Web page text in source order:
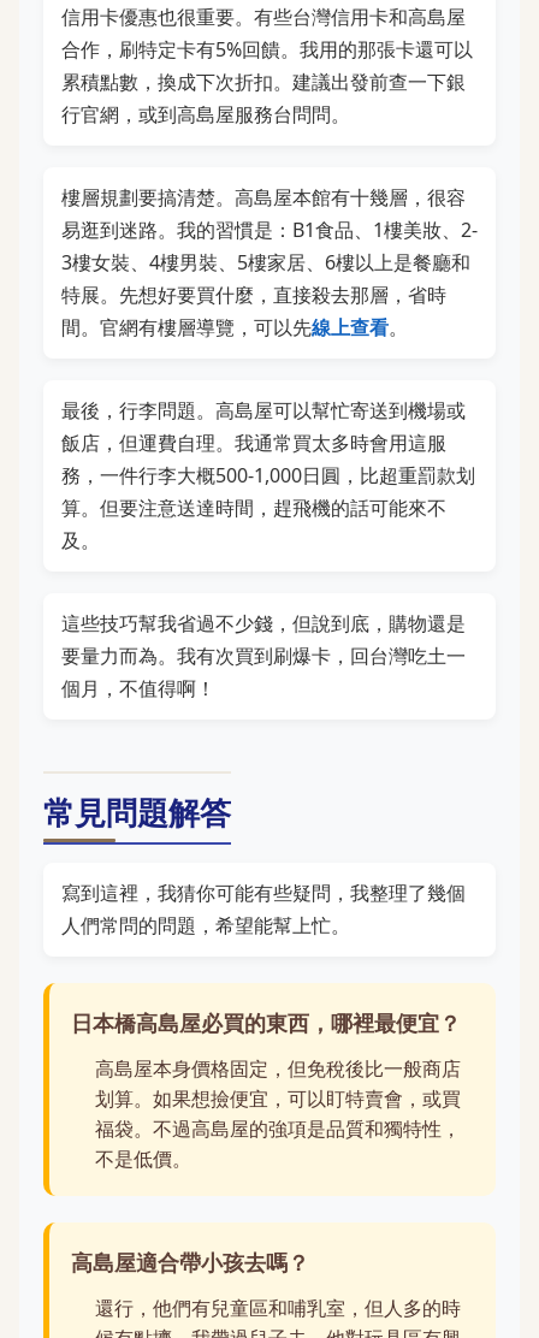
信用卡優惠也很重要。有些台灣信用卡和高島屋
合作，刷特定卡有5%回饋。我用的那張卡還可以
累積點數，換成下次折扣。建議出發前查一下銀
行官網，或到高島屋服務台問問。
樓層規劃要搞清楚。高島屋本館有十幾層，很容
易逛到迷路。我的習慣是：B1食品、1樓美妝、2-
3樓女裝、4樓男裝、5樓家居、6樓以上是餐廳和
特展。先想好要買什麼，直接殺去那層，省時
間。官網有樓層導覽，可以先線上查看。
最後，行李問題。高島屋可以幫忙寄送到機場或
飯店，但運費自理。我通常買太多時會用這服
務，一件行李大概500-1,000日圓，比超重罰款划
算。但要注意送達時間，趕飛機的話可能來不
及。
這些技巧幫我省過不少錢，但說到底，購物還是
要量力而為。我有次買到刷爆卡，回台灣吃土一
個月，不值得啊！
常見問題解答
寫到這裡，我猜你可能有些疑問，我整理了幾個
人們常問的問題，希望能幫上忙。
日本橋高島屋必買的東西，哪裡最便宜？
高島屋本身價格固定，但免稅後比一般商店
划算。如果想撿便宜，可以盯特賣會，或買
福袋。不過高島屋的強項是品質和獨特性，
不是低價。
高島屋適合帶小孩去嗎？
還行，他們有兒童區和哺乳室，但人多的時